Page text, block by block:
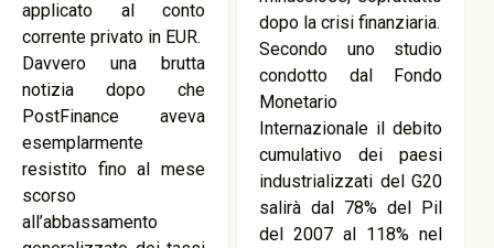
applicato al conto
corrente privato in EUR.
Davvero una brutta
notizia dopo che
PostFinance aveva
esemplarmente
resistito fino al mese
scorso
all’abbassamento
dopo la crisi finanziaria.
Secondo uno studio
condotto dal Fondo
Monetario
Internazionale il debito
cumulativo dei paesi
industrializzati del G20
salirà dal 78% del Pil
del 2007 al 118% nel